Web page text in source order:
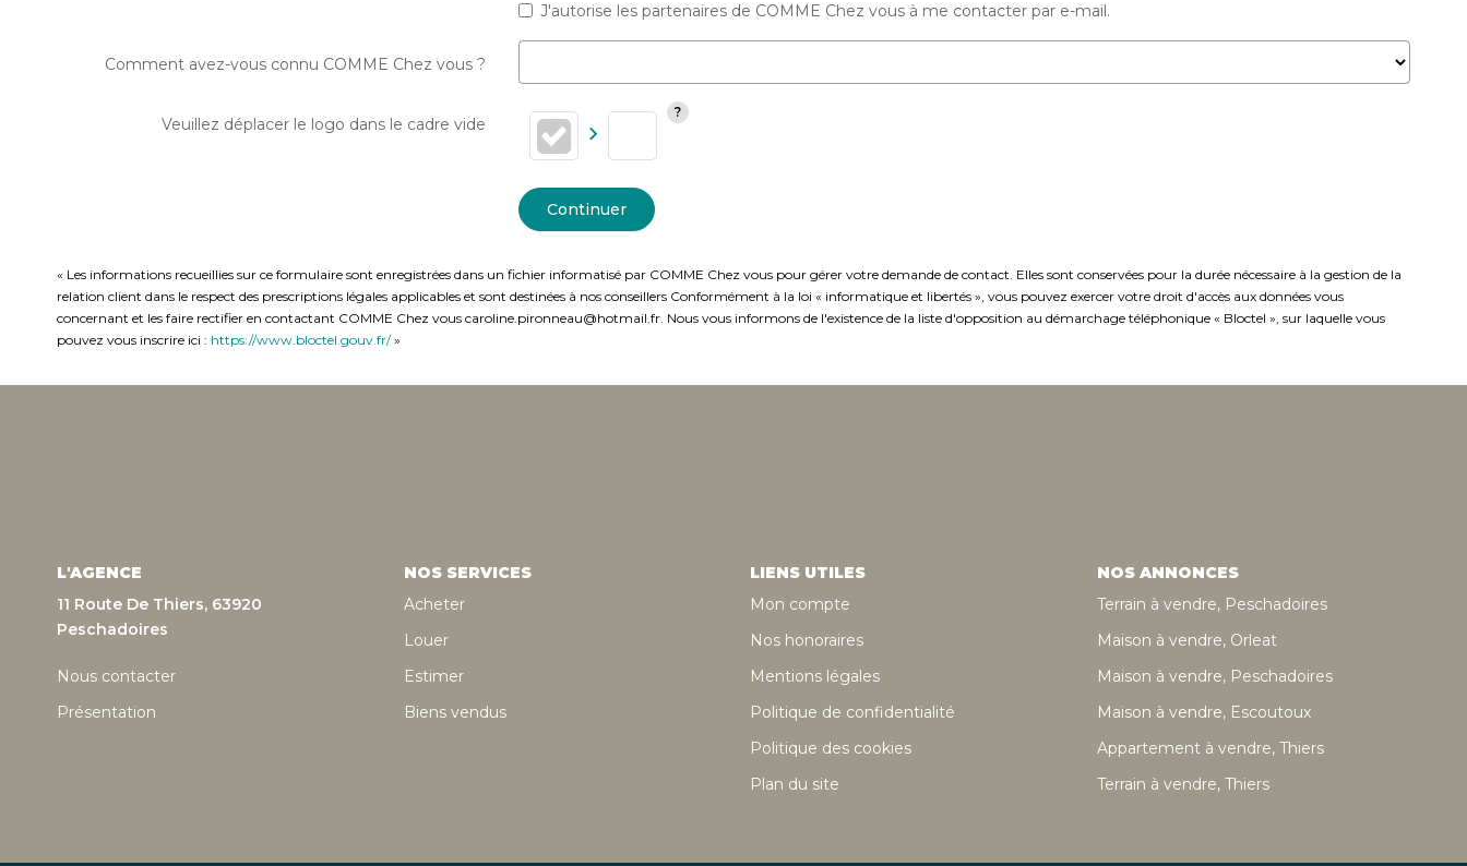
J'autorise les partenaires de COMME Chez vous à me contacter par e-mail.
Comment avez-vous connu COMME Chez vous ?
Veuillez déplacer le logo dans le cadre vide
Continuer
« Les informations recueillies sur ce formulaire sont enregistrées dans un fichier informatisé par COMME Chez vous pour gérer votre demande de contact. Elles sont conservées pour la durée nécessaire à la gestion de la
relation client dans le respect des prescriptions légales applicables et sont destinées à nos conseillers Conformément à la loi « informatique et libertés », vous pouvez exercer votre droit d'accès aux données vous
concernant et les faire rectifier en contactant COMME Chez vous caroline.pironneau@hotmail.fr. Nous vous informons de l'existence de la liste d'opposition au démarchage téléphonique « Bloctel », sur laquelle vous
pouvez vous inscrire ici : https://www.bloctel.gouv.fr/»
L'AGENCE
11 Route De Thiers, 63920
Peschadoires
Nous contacter
Présentation
NOS SERVICES
Acheter
Louer
Estimer
Biens vendus
LIENS UTILES
Mon compte
Nos honoraires
Mentions légales
Politique de confidentialité
Politique des cookies
Plan du site
NOS ANNONCES
Terrain à vendre, Peschadoires
Maison à vendre, Orleat
Maison à vendre, Peschadoires
Maison à vendre, Escoutoux
Appartement à vendre, Thiers
Terrain à vendre, Thiers